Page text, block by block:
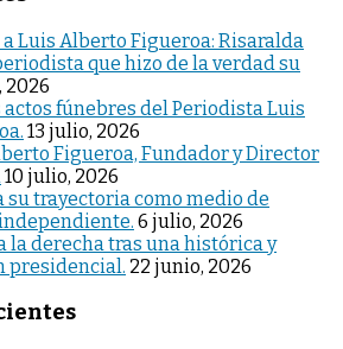
Luis Alberto Figueroa: Risaralda
que hizo de la verdad su
2026
fúnebres del Periodista Luis
13 julio, 2026
Figueroa, Fundador y Director
10 julio, 2026
trayectoria como medio de
6 julio, 2026
la derecha tras una histórica y
presidencial. 22 junio, 2026